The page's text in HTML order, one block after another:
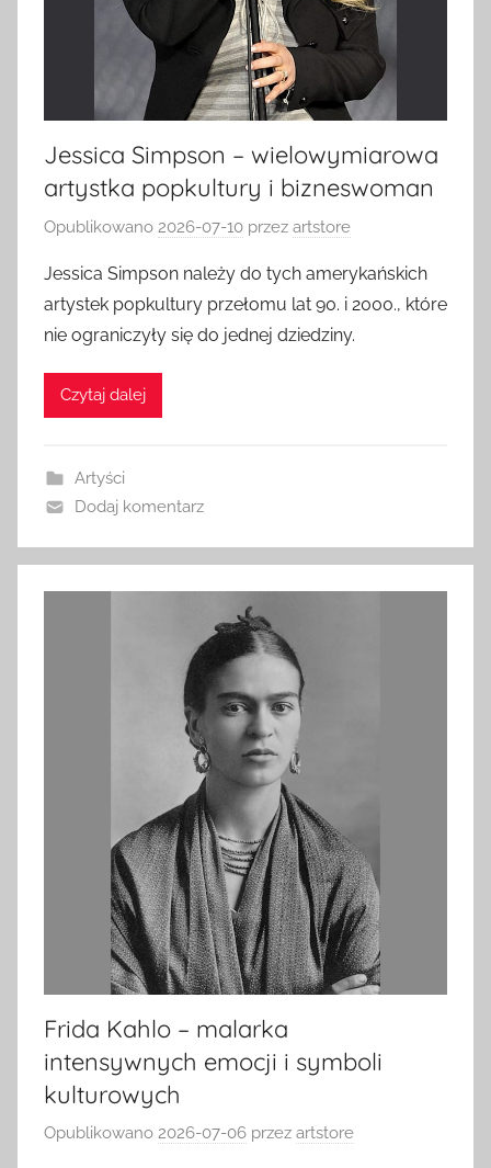
Jessica Simpson – wielowymiarowa
artystka popkultury i bizneswoman
Opublikowano 2026-07-10 przez artstore
Jessica Simpson należy do tych amerykańskich
artystek popkultury przełomu lat 90. i 2000., które
nie ograniczyły się do jednej dziedziny.
Czytaj dalej
Artyści
Dodaj komentarz
Frida Kahlo – malarka
intensywnych emocji i symboli
kulturowych
Opublikowano 2026-07-06 przez artstore